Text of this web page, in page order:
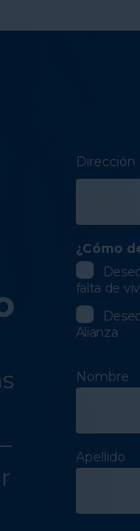
¿Cómo
falta de
Alianza
Nombre
Apellido